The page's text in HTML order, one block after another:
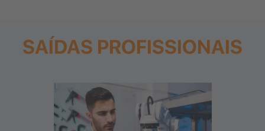
SAÍDAS PROFISSIONAIS